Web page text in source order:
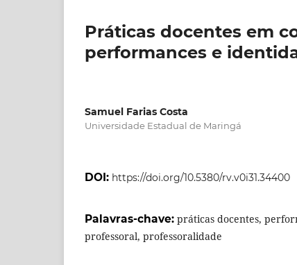
Práticas docentes em
performances e
Samuel Farias Costa
Universidade Estadual de Maringá
DOI: https://doi.org/10.5380/rv.v0i31.34400
Palavras-chave: práticas docentes,
professoral, professoralidade